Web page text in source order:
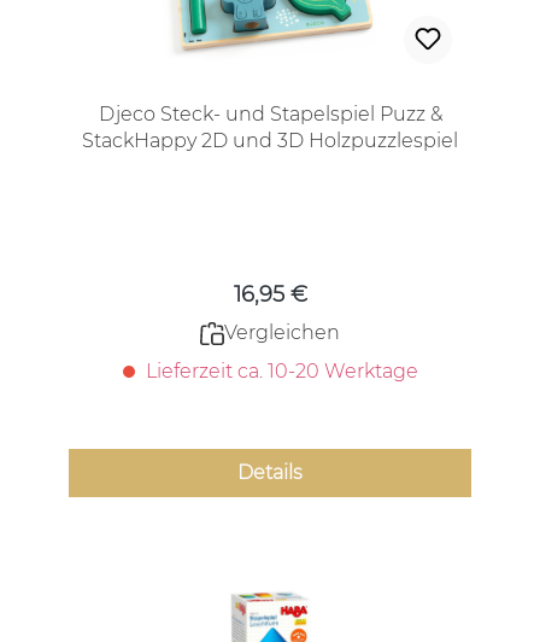
Djeco Steck- und Stapelspiel Puzz &
StackHappy 2D und 3D Holzpuzzlespiel
16,95 €
Vergleichen
Lieferzeit ca. 10-20 Werktage
Details